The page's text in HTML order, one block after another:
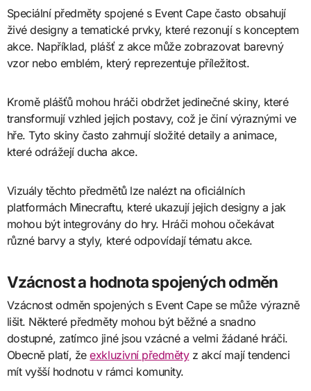
Speciální předměty spojené s Event Cape často obsahují
živé designy a tematické prvky, které rezonují s konceptem
akce. Například, plášť z akce může zobrazovat barevný
vzor nebo emblém, který reprezentuje příležitost.
Kromě plášťů mohou hráči obdržet jedinečné skiny, které
transformují vzhled jejich postavy, což je činí výraznými ve
hře. Tyto skiny často zahrnují složité detaily a animace,
které odrážejí ducha akce.
Vizuály těchto předmětů lze nalézt na oficiálních
platformách Minecraftu, které ukazují jejich designy a jak
mohou být integrovány do hry. Hráči mohou očekávat
různé barvy a styly, které odpovídají tématu akce.
Vzácnost a hodnota spojených odměn
Vzácnost odměn spojených s Event Cape se může výrazně
lišit. Některé předměty mohou být běžné a snadno
dostupné, zatímco jiné jsou vzácné a velmi žádané hráči.
Obecně platí, žeexkluzivní předmětyz akcí mají tendenci
mít vyšší hodnotu v rámci komunity.